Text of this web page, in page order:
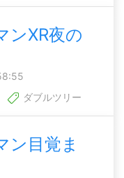
ンXR夜の
ダブルツリー
ン目覚ま